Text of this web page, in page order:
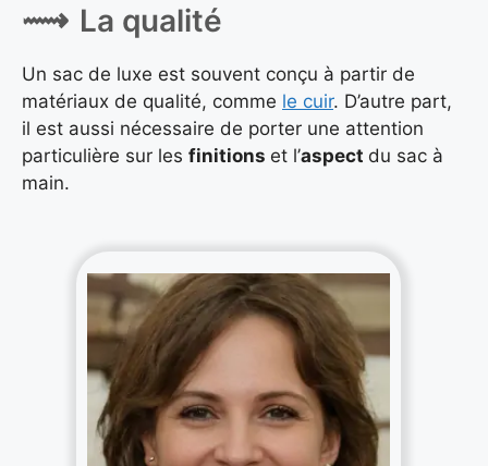
La qualité
Un sac de luxe est souvent conçu à partir de
matériaux de qualité, comme le cuir. D’autre part,
il est aussi nécessaire de porter une attention
particulière sur les finitions et l’aspect du sac à
main.